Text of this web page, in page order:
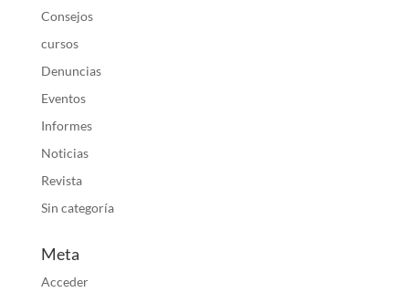
Consejos
cursos
Denuncias
Eventos
Informes
Noticias
Revista
Sin categoría
Meta
Acceder